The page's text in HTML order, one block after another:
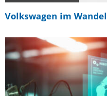
Volkswagen im Wandel